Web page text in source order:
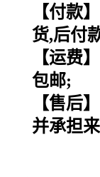
【付款
货,后付
【运费
包邮;
【售后
并承担